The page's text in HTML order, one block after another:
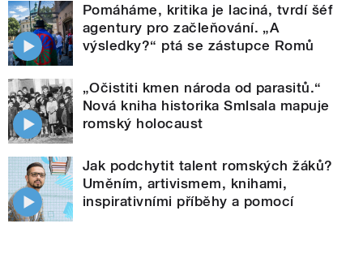
Pomáháme, kritika je laciná, tvrdí šéf
agentury pro začleňování. „A
výsledky?“ ptá se zástupce Romů
„Očistiti kmen národa od parasitů.“
Nová kniha historika Smlsala mapuje
romský holocaust
Jak podchytit talent romských žáků?
Uměním, artivismem, knihami,
inspirativními příběhy a pomocí